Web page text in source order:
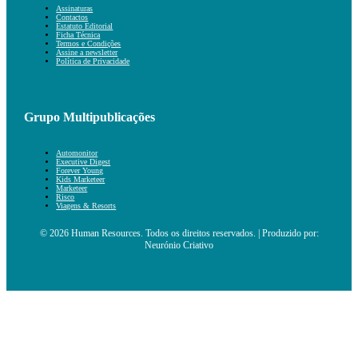
Assinaturas
Contactos
Estatuto Editorial
Ficha Técnica
Termos e Condições
Assine a newsletter
Política de Privacidade
Grupo Multipublicações
Automonitor
Executive Digest
Forever Young
Kids Marketeer
Marketeer
Risco
Viagens & Resorts
© 2026 Human Resources. Todos os direitos reservados. | Produzido por:
Neurónio Criativo